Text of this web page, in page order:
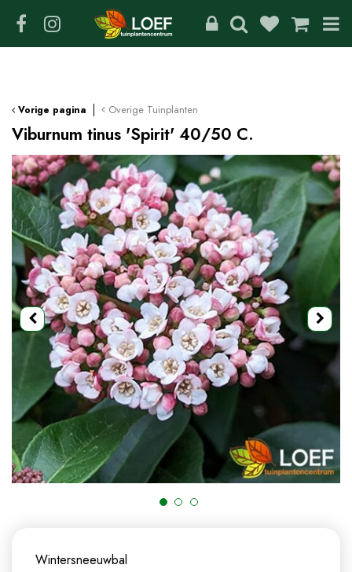
Vorige pagina Overige Tuinplanten
Viburnum tinus 'Spirit' 40/50 C.
Wintersneeuwbal